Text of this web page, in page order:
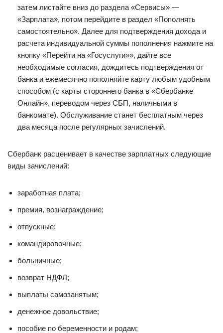
затем листайте вниз до раздела «Сервисы» —
«Зарплата», потом перейдите в раздел «Пополнять
самостоятельно». Далее для подтверждения дохода и
расчета индивидуальной суммы пополнения нажмите на
кнопку «Перейти на «Госуслуги»», дайте все
необходимые согласия, дождитесь подтверждения от
банка и ежемесячно пополняйте карту любым удобным
способом (с карты стороннего банка в «Сбербанке
Онлайн», переводом через СБП, наличными в
банкомате). Обслуживание станет бесплатным через
два месяца после регулярных зачислений.
Сбербанк расценивает в качестве зарплатных следующие
виды зачислений:
заработная плата;
премия, вознаграждение;
отпускные;
командировочные;
больничные;
возврат НДФЛ;
выплаты самозанятым;
денежное довольствие;
пособие по беременности и родам;